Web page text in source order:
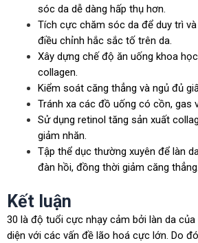
sóc da dễ dàng hấp thụ hơn.
Tích cực chăm sóc da để duy trì
điều chỉnh hắc sắc tố trên da.
Xây dựng chế độ ăn uống khoa
collagen.
Kiểm soát căng thẳng và ngủ đủ
Tránh xa các đồ uống có cồn, gas
Sử dụng retinol tăng sản xuất
giảm nhăn.
Tập thể dục thường xuyên để làn
đàn hồi, đồng thời giảm căng thẳng.
Kết luận
30 là độ tuổi cực nhạy cảm bởi làn da
diện với các vấn đề lão hoá cực lớn. Do